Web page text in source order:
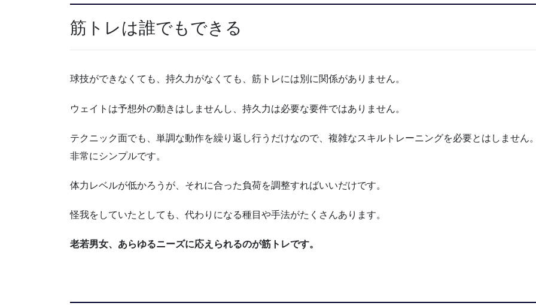
筋トレは誰でもできる
球技ができなくても、持久力がなくても、筋トレには別に関係がありません。
ウェイトは予想外の動きはしませんし、持久力は必要な要件ではありません。
テクニック面でも、単調な動作を繰り返し行うだけなので、複雑なスキルトレーニングを必要とはしません。
非常にシンプルです。
体力レベルが低かろうが、それに合った負荷を調整すればいいだけです。
怪我をしていたとしても、代わりになる種目や手法がたくさんあります。
老若男女、あらゆるニーズに応えられるのが筋トレです。